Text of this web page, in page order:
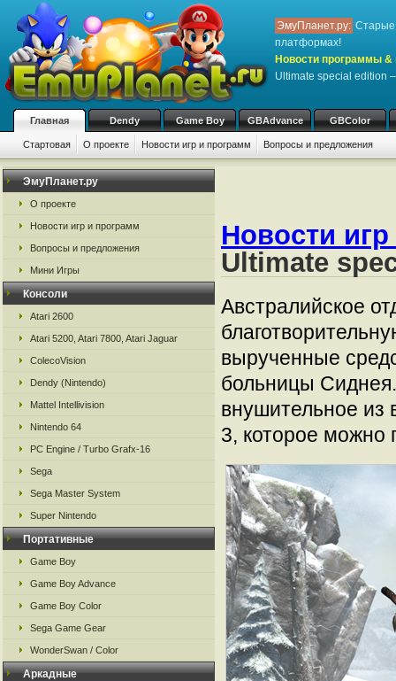
ЭмуПланет.ру: Старые
платформах!
Новости программы &
Ultimate special edition
Главная Dendy Game Boy GBAdvance GBColor
Стартовая О проекте Новости игр и программ Вопросы и предложения
ЭмуПланет.ру
О проекте
Новости игр и программ
Вопросы и предложения
Мини Игры
Консоли
Atari 2600
Atari 5200, Atari 7800, Atari Jaguar
ColecoVision
Dendy (Nintendo)
Mattel Intellivision
Nintendo 64
PC Engine / Turbo Grafx-16
Sega
Sega Master System
Super Nintendo
Портативные
Game Boy
Game Boy Advance
Game Boy Color
Sega Game Gear
WonderSwan / Color
Аркадные
Новости
Ultimate
Австралийское
вырученные
больницы
внушительное из
3, которое